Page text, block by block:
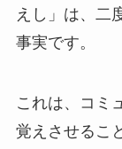
えし」は、二
事実です。
これは、コミ
覚えさせるこ